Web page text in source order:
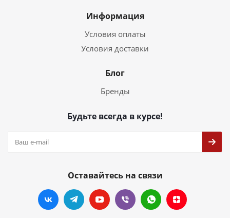
Информация
Условия оплаты
Условия доставки
Блог
Бренды
Будьте всегда в курсе!
Оставайтесь на связи